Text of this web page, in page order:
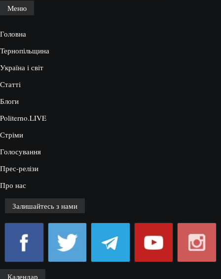
Меню
Головна
Тернопільщина
Україна і світ
Статті
Блоги
Politerno.LIVE
Стріми
Голосування
Прес-релізи
Про нас
Залишайтесь з нами
Календар